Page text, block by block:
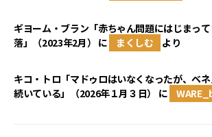
ギヨーム・ブラン「赤ちゃん問題にはじまっ
落」（2023年2月） に まくしむ より
キコ・トロ「マドゥロはいなくなったが、ベ
続いている」（2026年１月３日）
に